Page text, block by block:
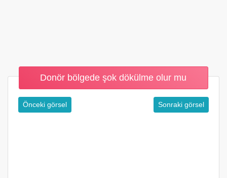
Donör bölgede şok dökülme olur mu
Önceki görsel Sonraki görsel